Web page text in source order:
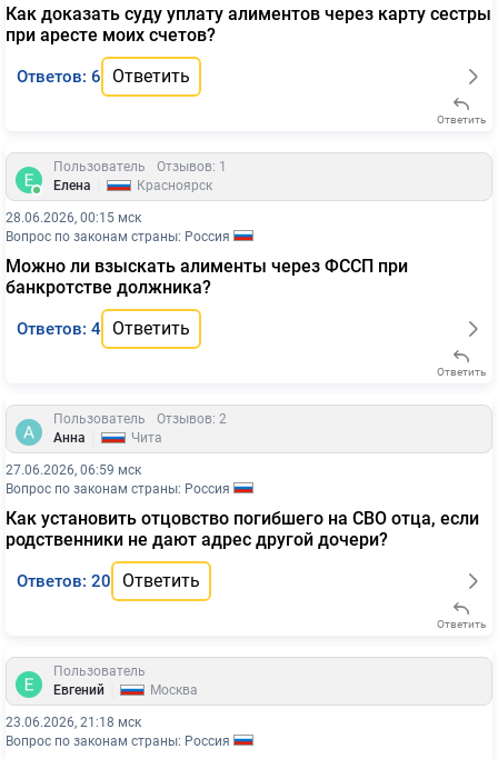
Как доказать суду уплату алиментов через карту сестры
при аресте моих счетов?
Ответов: 6 Ответить
Ответить
Пользователь
Отзывов: 1
Елена
Красноярск
28.06.2026, 00:15 мск
Вопрос по законам страны: Россия
Можно ли взыскать алименты через ФССП при
банкротстве должника?
Ответов: 4 Ответить
Ответить
Пользователь
Отзывов: 2
Анна
Чита
27.06.2026, 06:59 мск
Вопрос по законам страны: Россия
Как установить отцовство погибшего на СВО отца, если
родственники не дают адрес другой дочери?
Ответов: 20 Ответить
Ответить
Пользователь
Евгений
Москва
23.06.2026, 21:18 мск
Вопрос по законам страны: Россия